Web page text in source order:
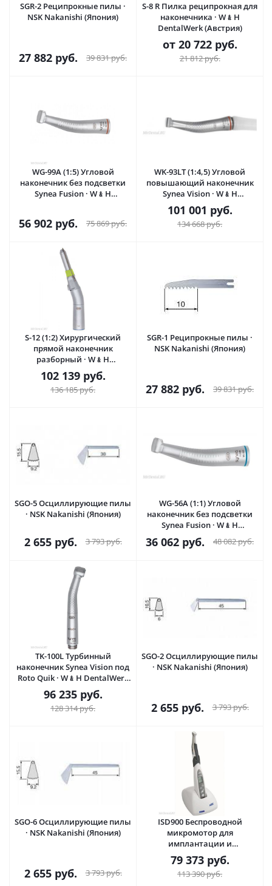
SGR-2 Реципрокные пилы ·
NSK Nakanishi (Япония)
27 882 руб. 39 831руб.
S-8 R Пилка реципрокная для
наконечника · W﹠H
DentalWerk (Австрия)
от 20 722 руб.
21 812 руб.
WG-99A (1:5) Угловой
наконечник без подсветки
Synea Fusion · W﹠H
56 902 руб. 75 869руб.
WK-93LT (1:4,5) Угловой
повышающий наконечник
Synea Vision · W﹠H
DentalWerk (Австрия)
101 001 руб.
134 668руб.
S-12 (1:2) Хирургический
прямой наконечник
разборный · W﹠H
DentalWerk (Австрия)
102 139руб.
136 185руб.
SGR-1 Реципрокные пилы ·
NSK Nakanishi (Япония)
27 882 руб. 39 831руб.
SGO-5 Осциллирующие пилы
· NSK Nakanishi (Япония)
2 655руб. 3 793руб.
WG-56А (1:1) Угловой
наконечник без подсветки
Synea Fusion · W﹠H
DentalWerk (Австрия)
36 062 руб. 48 082руб.
TK-100L Турбинный
наконечник Synea Vision под
Roto Quik · W﹠H DentalWerk
(Австрия)
96 235руб.
128 314руб.
SGO-2 Осциллирующие пилы
· NSK Nakanishi (Япония)
2 655руб. 3 793руб.
SGO-6 Осциллирующие пилы
· NSK Nakanishi (Япония)
2 655руб. 3 793руб.
ISD900 Беспроводной
микромотор для
имплантации и
протезирования · NSK
Nakanishi (Япония)
79 373руб.
113 390руб.